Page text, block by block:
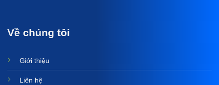
Về chúng tôi
Giới thiệu
Liên hệ